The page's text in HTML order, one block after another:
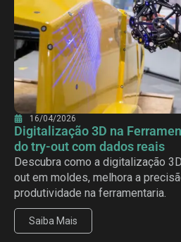
16/04/2026
Digitalização 3D na
do try-out com dados reais
Descubra como a digitalização
out em moldes, melhora a
produtividade na ferramentaria.
Saiba Mais